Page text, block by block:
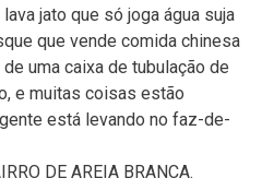
jato que só joga água suja
que vende comida chinesa
uma caixa de tubulação de
e muitas coisas estão
está levando no faz-de-
DE AREIA BRANCA.